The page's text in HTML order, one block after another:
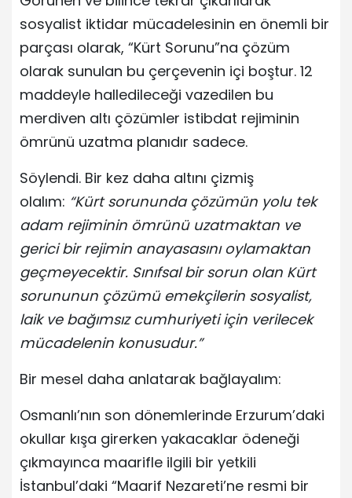
sosyalist iktidar mücadelesinin en önemli bir
parçası olarak, “Kürt Sorunu”na çözüm
olarak sunulan bu çerçevenin içi boştur. 12
maddeyle halledileceği vazedilen bu
merdiven altı çözümler istibdat rejiminin
ömrünü uzatma planıdır sadece.
Söylendi. Bir kez daha altını çizmiş
olalım: “Kürt sorununda çözümün yolu tek
adam rejiminin ömrünü uzatmaktan ve
gerici bir rejimin anayasasını oylamaktan
geçmeyecektir. Sınıfsal bir sorun olan Kürt
sorununun çözümü emekçilerin sosyalist,
laik ve bağımsız cumhuriyeti için verilecek
mücadelenin konusudur.”
Bir mesel daha anlatarak bağlayalım:
Osmanlı’nın son dönemlerinde Erzurum’daki
okullar kışa girerken yakacaklar ödeneği
çıkmayınca maarifle ilgili bir yetkili
İstanbul’daki “Maarif Nezareti’ne resmi bir